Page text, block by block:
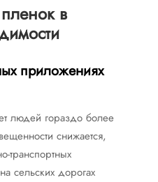
в
приложениях
людей гораздо более
снижается,
транспортных
сельских дорогах